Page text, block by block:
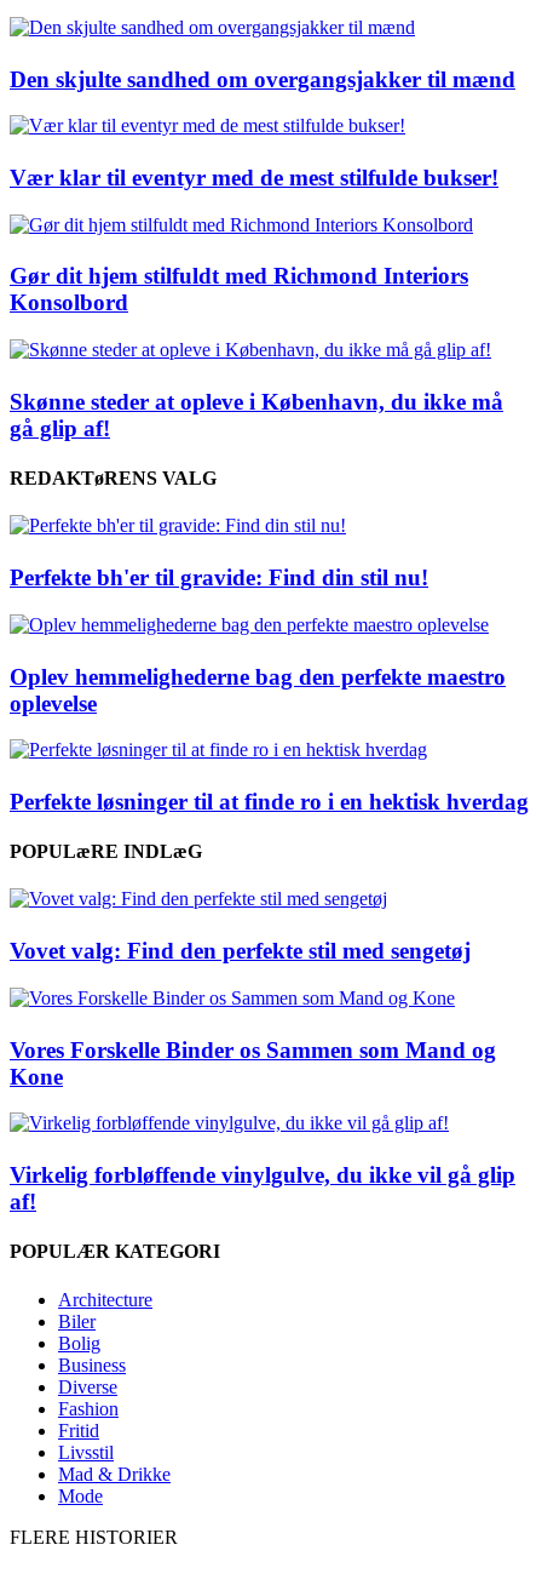
Den skjulte sandhed om overgangsjakker til mænd
Vær klar til eventyr med de mest stilfulde bukser!
Gør dit hjem stilfuldt med Richmond Interiors
Konsolbord
Skønne steder at opleve i København, du ikke må
gå glip af!
REDAKTøRENS VALG
Perfekte bh'er til gravide: Find din stil nu!
Oplev hemmelighederne bag den perfekte maestro
oplevelse
Perfekte løsninger til at finde ro i en hektisk hverdag
POPULæRE INDLæG
Vovet valg: Find den perfekte stil med sengetøj
Vores Forskelle Binder os Sammen som Mand og
Kone
Virkelig forbløffende vinylgulve, du ikke vil gå glip
af!
POPULÆR KATEGORI
Architecture
Biler
Bolig
Business
Diverse
Fashion
Fritid
Livsstil
Mad & Drikke
Mode
FLERE HISTORIER